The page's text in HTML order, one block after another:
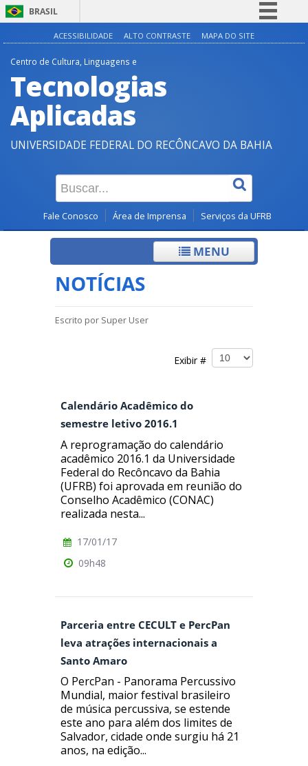
BRASIL
Simplifique!
Canais
ACESSIBILIDADE ALTO CONTRASTE MAPA DO SITE
Centro de Cultura, Linguagens e
Tecnologias
Aplicadas
UNIVERSIDADE FEDERAL DO RECÔNCAVO DA BAHIA
Fale Conosco Área de Imprensa Serviços da UFRB
MENU
NOTÍCIAS
Escrito por Super User
Exibir #
Calendário Acadêmico do
semestre letivo 2016.1
A reprogramação do calendário
acadêmico 2016.1 da Universidade
Federal do Recôncavo da Bahia
(UFRB) foi aprovada em reunião do
Conselho Acadêmico (CONAC)
realizada nesta...
17/01/17
09h48
Parceria entre CECULT e PercPan
leva atrações internacionais a
Santo Amaro
O PercPan - Panorama Percussivo
Mundial, maior festival brasileiro
de música percussiva, se estende
este ano para além dos limites de
Salvador, cidade onde surgiu há 21
anos, na edição...